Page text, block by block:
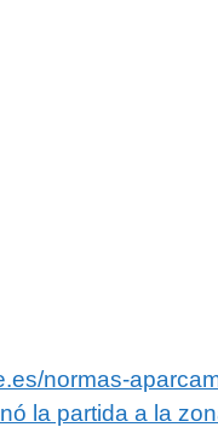
normas-
la partida a la